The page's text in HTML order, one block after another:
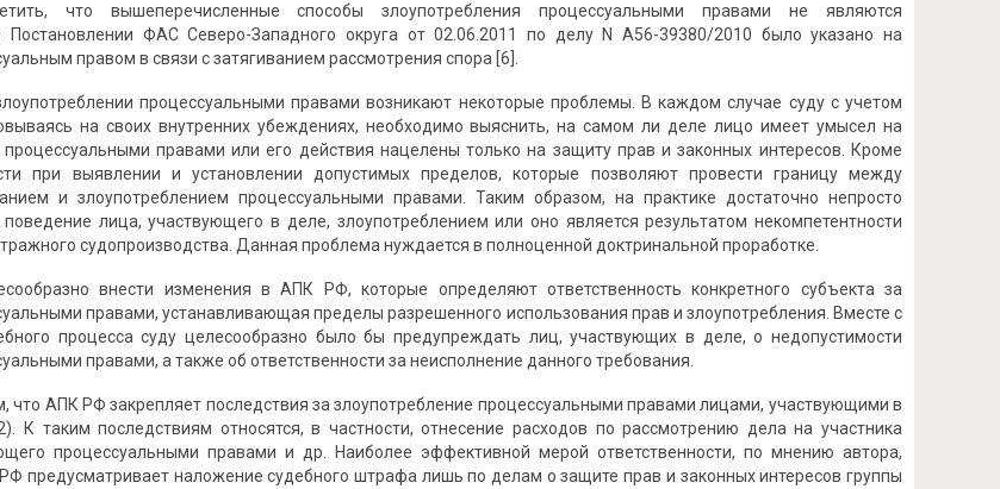
что вышеперечисленные способы злоупотребления процессуальными правами не являются
ФАС Северо-Западного округа от 02.06.2011 по делу N А56-39380/2010 было указано на
правом в связи с затягиванием рассмотрения спора [6].
процессуальными правами возникают некоторые проблемы. В каждом случае суду с учетом
на своих внутренних убеждениях, необходимо выяснить, на самом ли деле лицо имеет умысел на
правами или его действия нацелены только на защиту прав и законных интересов. Кроме
при выявлении и установлении допустимых пределов, которые позволяют провести границу между
и злоупотреблением процессуальными правами. Таким образом, на практике достаточно непросто
лица, участвующего в деле, злоупотреблением или оно является результатом некомпетентности
судопроизводства. Данная проблема нуждается в полноценной доктринальной проработке.
внести изменения в АПК РФ, которые определяют ответственность конкретного субъекта за
правами, устанавливающая пределы разрешенного использования прав и злоупотребления. Вместе с
процесса суду целесообразно было бы предупреждать лиц, участвующих в деле, о недопустимости
правами, а также об ответственности за неисполнение данного требования.
что АПК РФ закрепляет последствия за злоупотребление процессуальными правами лицами, участвующими в
К таким последствиям относятся, в частности, отнесение расходов по рассмотрению дела на участника
процессуальными правами и др. Наиболее эффективной мерой ответственности, по мнению автора,
предусматривает наложение судебного штрафа лишь по делам о защите прав и законных интересов группы